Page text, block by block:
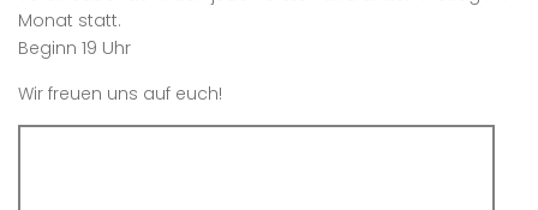
Monat statt.
Beginn 19 Uhr
Wir freuen uns auf euch!